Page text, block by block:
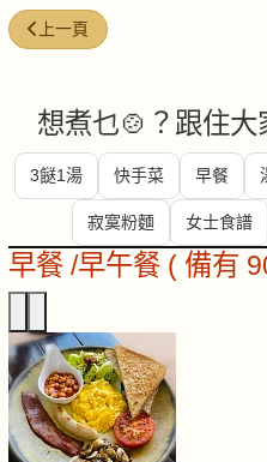
上一篇文章: 韭菜紅棗瘦肉湯
上一頁
想煮乜🍲？跟住大
3餸1湯 快手菜 早餐
寂寞粉麵 女士食譜
早餐 /早午餐 ( 備有